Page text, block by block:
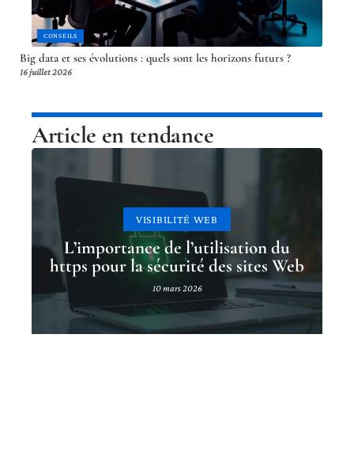
CONSEILS
Big data et ses évolutions : quels sont les horizons futurs ?
16 juillet 2026
Article en tendance
VISIBILITÉ WEB
L’importance de l’utilisation du
https pour la sécurité des sites Web
10 mars 2026